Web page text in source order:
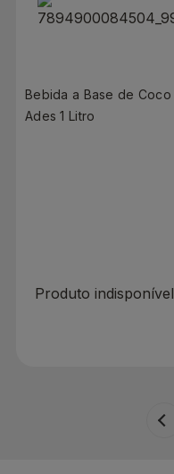
Bebida a Base de Coco
Ades 1 Litro
Produto indisponível